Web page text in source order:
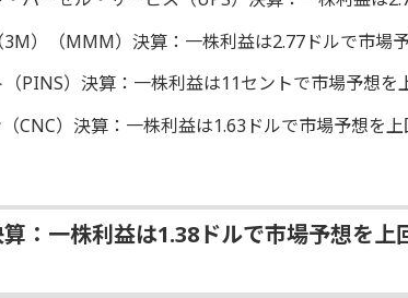
）（MMM）決算：一株利益は2.77ドルで市場
（PINS）決算：一株利益は11セントで市場予想を
CNC）決算：一株利益は1.63ドルで市場予想を上
：一株利益は1.38ドルで市場予想を上